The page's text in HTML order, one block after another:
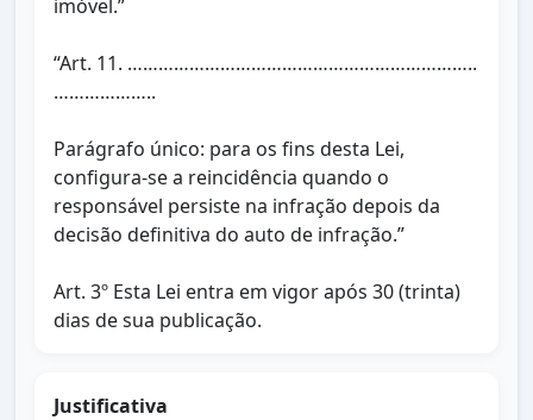
imóvel.”
“Art. 11. …………………………………………………………..
………………..
Parágrafo único: para os fins desta Lei,
configura-se a reincidência quando o
responsável persiste na infração depois da
decisão definitiva do auto de infração.”
Art. 3º Esta Lei entra em vigor após 30 (trinta)
dias de sua publicação.
Justificativa